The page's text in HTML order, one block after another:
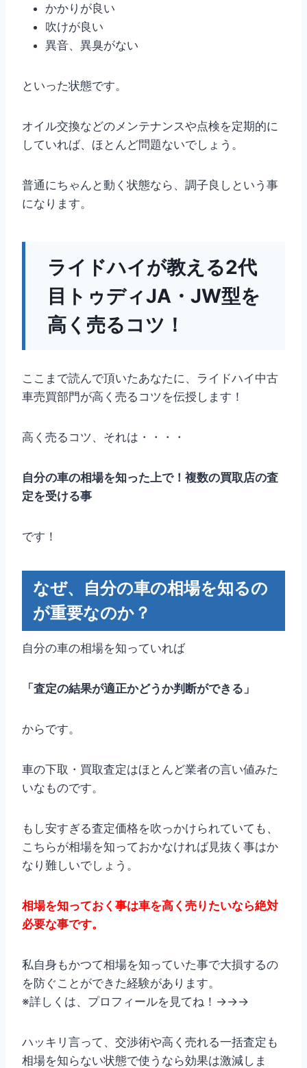
かかりが良い
吹けが良い
異音、異臭がない
といった状態です。
オイル交換などのメンテナンスや点検を定期的に
していれば、ほとんど問題ないでしょう。
普通にちゃんと動く状態なら、調子良しという事
になります。
ライドハイが教える2代
目トゥディJA・JW型を
高く売るコツ！
ここまで読んで頂いたあなたに、ライドハイ中古
車売買部門が高く売るコツを伝授します！
高く売るコツ、それは・・・・
自分の車の相場を知った上で！複数の買取店の査
定を受ける事
です！
なぜ、自分の車の相場を知るの
が重要なのか？
自分の車の相場を知っていれば
「査定の結果が適正かどうか判断ができる」
からです。
車の下取・買取査定はほとんど業者の言い値みた
いなものです。
もし安すぎる査定価格を吹っかけられていても、
こちらが相場を知っておかなければ見抜く事はか
なり難しいでしょう。
相場を知っておく事は車を高く売りたいなら絶対
必要な事です。
私自身もかつて相場を知っていた事で大損するの
を防ぐことができた経験があります。
※詳しくは、プロフィールを見てね！→→→
ハッキリ言って、交渉術や高く売れる一括査定も
相場を知らない状態で使うなら効果は激減しま